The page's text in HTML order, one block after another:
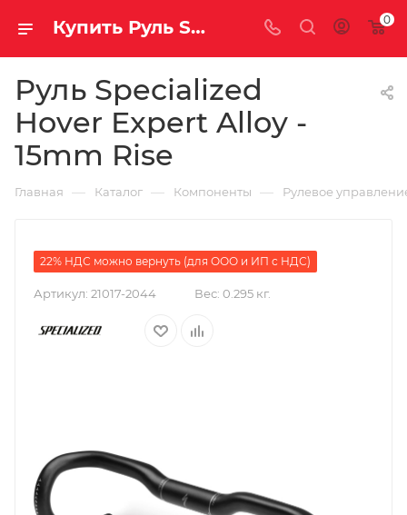
Купить Руль Specialized Hover Expert Alloy - 15mm Rise за рублей, а со скидкой 4 640 руб. 0
Руль Specialized
Hover Expert Alloy -
15mm Rise
Главная — Каталог — Компоненты — Рулевое
22% НДС можно вернуть (для ООО и ИП с НДС)
Артикул: 21017-2044 Вес: 0.295 кг.